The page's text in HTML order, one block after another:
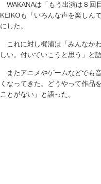
WAKANAは「もう出演は８回
KEIKOも「いろんな声を楽しん
にした。
これに対し梶浦は「みんなか
しい。付いていこうと思う」と語
またアニメやゲームなどでも
くなってきた。どうやって作品
ことがない」と語った。